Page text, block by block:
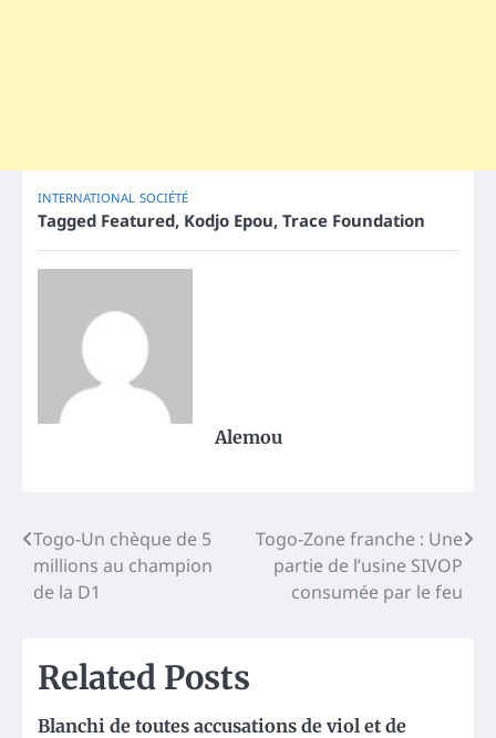
INTERNATIONAL SOCIÉTÉ
Tagged Featured, Kodjo Epou, Trace Foundation
Alemou
Post
navigation
Togo-Un chèque de 5
millions au champion
de la D1
Togo-Zone franche : Une
partie de l’usine SIVOP
consumée par le feu
Related Posts
Blanchi de toutes accusations de viol et de